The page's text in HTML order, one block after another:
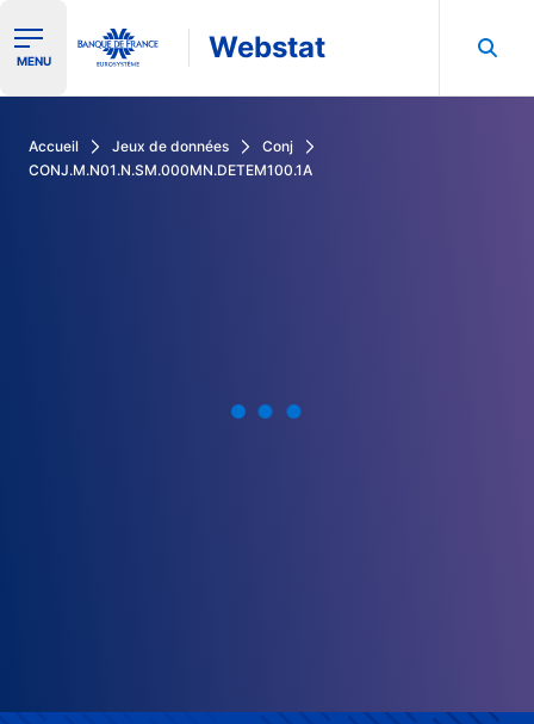
Ouvrir le menu de navigation
MENU Webstat
Accueil Jeux de données
Conj
CONJ.M.N01.N.SM.000MN.DETEM100.1A